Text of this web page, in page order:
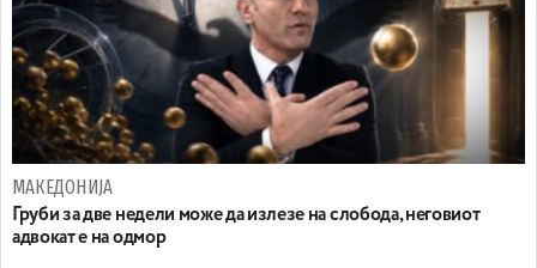
МАКЕДОНИЈА
Груби за две недели може да излезе на слобода, неговиот
адвокат е на одмор